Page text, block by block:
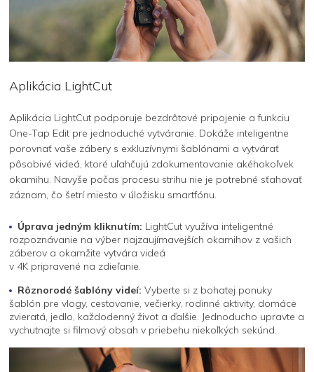
Aplikácia LightCut
Aplikácia LightCut podporuje bezdrôtové pripojenie a funkciu
One-Tap Edit pre jednoduché vytváranie. Dokáže inteligentne
porovnať vaše zábery s exkluzívnymi šablónami a vytvárať
pôsobivé videá, ktoré uľahčujú zdokumentovanie akéhokoľvek
okamihu. Navyše počas procesu strihu nie je potrebné sťahovať
záznam, čo šetrí miesto v úložisku smartfónu.
Úprava jedným kliknutím: LightCut využíva inteligentné
rozpoznávanie na výber najzaujímavejších okamihov z vašich
záberov a okamžite vytvára videá
v 4K pripravené na zdieľanie.
Rôznorodé šablóny videí: Vyberte si z bohatej ponuky
šablón pre vlogy, cestovanie, večierky, rodinné aktivity, domáce
zvieratá, jedlo, každodenný život a ďalšie. Jednoducho upravte a
vychutnajte si filmový obsah v priebehu niekoľkých sekúnd.